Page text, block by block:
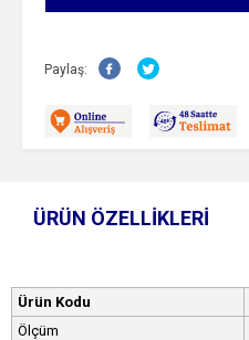
Paylaş:
ÜRÜN ÖZELLIKLERI
Ürün Kodu
Ölçüm